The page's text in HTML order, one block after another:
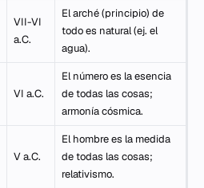
VII-VI
a.C.
Elarché(principio) de
todo es natural (ej. el
agua).
VI a.C.
El número es la esencia
de todas las cosas;
armonía cósmica.
V a.C.
El hombre es la medida
de todas las cosas;
relativismo.